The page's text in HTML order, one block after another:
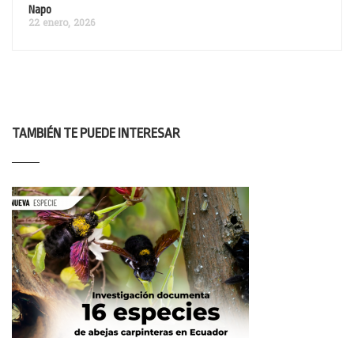
Napo
22 enero, 2026
TAMBIÉN TE PUEDE INTERESAR